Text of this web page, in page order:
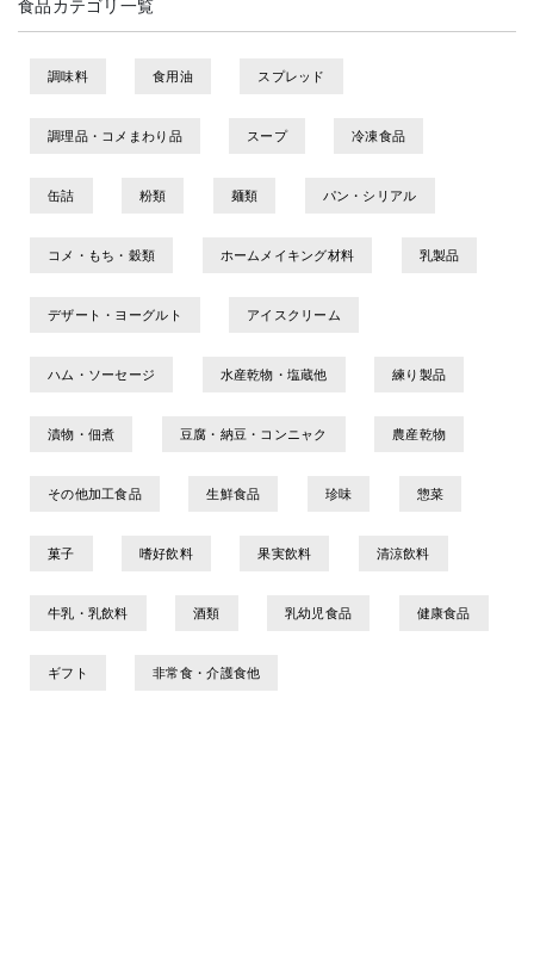
食品カテゴリ一覧
調味料 食用油 スプレッド
調理品・コメまわり品 スープ 冷凍食品
缶詰 粉類 麺類 パン・シリアル
コメ・もち・穀類 ホームメイキング材料 乳製品
デザート・ヨーグルト アイスクリーム
ハム・ソーセージ 水産乾物・塩蔵他 練り製品
漬物・佃煮 豆腐・納豆・コンニャク 農産乾物
その他加工食品 生鮮食品 珍味 惣菜
菓子 嗜好飲料 果実飲料 清涼飲料
牛乳・乳飲料 酒類 乳幼児食品 健康食品
ギフト 非常食・介護食他